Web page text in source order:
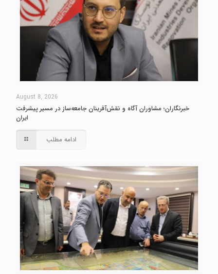
August 8, 2026
خبرنگاران؛ مشاوران آگاه و نقش‌آفرینان جامعه‌ساز در مسیر پیشرفت
ایران
ادامه مطلب